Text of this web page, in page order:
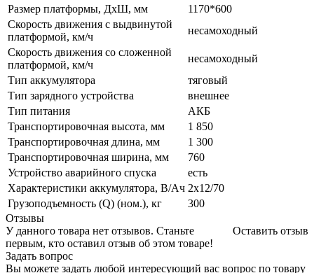
Размер платформы, ДхШ, мм
1170*600
Скорость движения с выдвинутой
платформой, км/ч
несамоходный
Скорость движения со сложенной
платформой, км/ч
несамоходный
Тип аккумулятора
тяговый
Тип зарядного устройства
внешнее
Тип питания
АКБ
Транспортировочная высота, мм
1 850
Транспортировочная длина, мм
1 300
Транспортировочная ширина, мм
760
Устройство аварийного спуска
есть
Характеристики аккумулятора, В/Ач 2х12/70
Грузоподъемность (Q) (ном.), кг
300
Отзывы
Оставить отзыв
У данного товара нет отзывов. Станьте
первым, кто оставил отзыв об этом товаре!
Задать вопрос
Вы можете задать любой интересующий вас вопрос по товару